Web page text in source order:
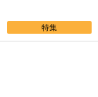
特集